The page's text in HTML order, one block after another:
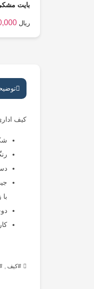
بایت
ریال
کیف اداری مدل 408 یک کیف چرم طبیعی مشکی با سطح
کیف ,